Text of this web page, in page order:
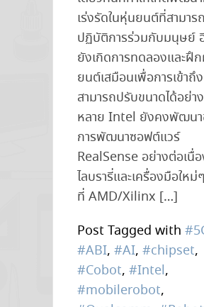
เร่งรัดในหุ่นยนต์ที่สามารถ
ปฏิบัติการร่วมกับมนุษย์
ยังเกิดการทดลองและฝึ
ยนต์เสมือนเพื่อการเข้าถึ
สามารถปรับขนาดได้อย่า
หลาย Intel ยังคงพัฒน
การพัฒนาซอฟต์แวร์
RealSense อย่างต่อเนื่
ไลบรารี่และเครื่องมือให
ที่ AMD/Xilinx […]
Post Tagged with
#ABI, #AI, #chipset,
#Cobot, #Intel,
#mobilerobot,